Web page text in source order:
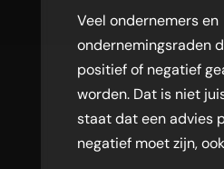
Veel ondernemers en
ondernemingsraden
positief of negatief
worden. Dat is niet
staat dat een advies
negatief moet zijn,